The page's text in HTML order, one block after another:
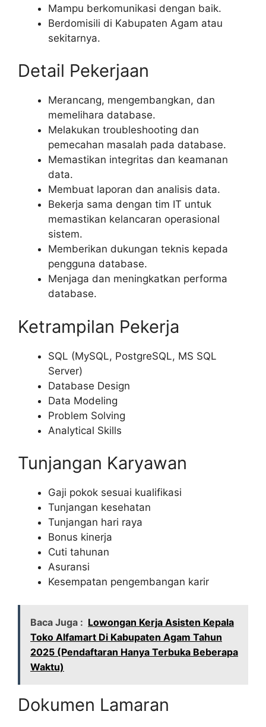
Mampu berkomunikasi dengan baik.
Berdomisili di Kabupaten Agam atau
sekitarnya.
Detail Pekerjaan
Merancang, mengembangkan, dan
memelihara database.
Melakukan troubleshooting dan
pemecahan masalah pada database.
Memastikan integritas dan keamanan
data.
Membuat laporan dan analisis data.
Bekerja sama dengan tim IT untuk
memastikan kelancaran operasional
sistem.
Memberikan dukungan teknis kepada
pengguna database.
Menjaga dan meningkatkan performa
database.
Ketrampilan Pekerja
SQL (MySQL, PostgreSQL, MS SQL
Server)
Database Design
Data Modeling
Problem Solving
Analytical Skills
Tunjangan Karyawan
Gaji pokok sesuai kualifikasi
Tunjangan kesehatan
Tunjangan hari raya
Bonus kinerja
Cuti tahunan
Asuransi
Kesempatan pengembangan karir
Baca Juga : Lowongan Kerja Asisten Kepala
Toko Alfamart Di Kabupaten Agam Tahun
2025 (Pendaftaran Hanya Terbuka Beberapa
Waktu)
Dokumen Lamaran